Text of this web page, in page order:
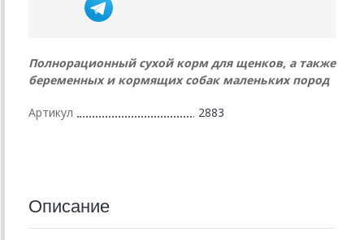
Полнорационный сухой корм для щенков, а также
беременных и кормящих собак маленьких пород
Артикул 2883
Описание